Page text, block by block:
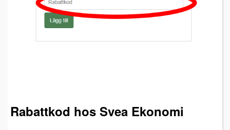
Rabattkod hos Svea Ekonomi